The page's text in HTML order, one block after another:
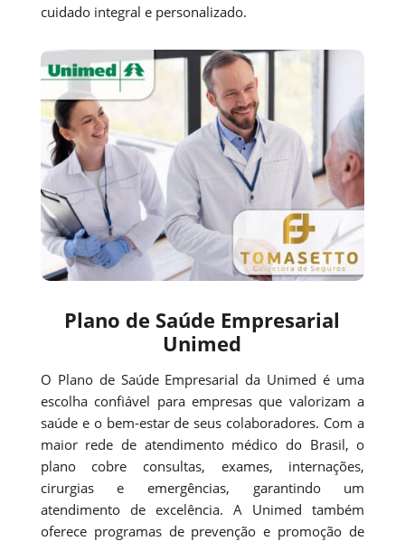
cuidado integral e personalizado.
Plano de Saúde Empresarial
Unimed
O Plano de Saúde Empresarial da Unimed é uma
escolha confiável para empresas que valorizam a
saúde e o bem-estar de seus colaboradores. Com a
maior rede de atendimento médico do Brasil, o
plano cobre consultas, exames, internações,
cirurgias e emergências, garantindo um
atendimento de excelência. A Unimed também
oferece programas de prevenção e promoção de